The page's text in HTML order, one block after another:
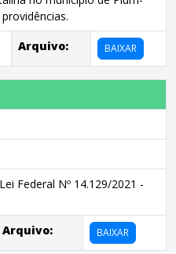
Arquivo: BAIXAR
Federal Nº 14.129/2021 -
Arquivo: BAIXAR